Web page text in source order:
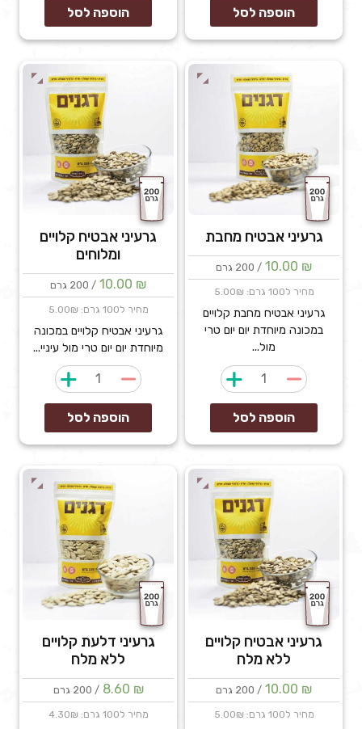
בוטנים
קלויים
מלוחים
הוספה לסל
בוטנים
קלויים
עם
הוספה לסל
גרעיני אבטיח מחבת
10.00 ₪ / 200 גרם
מחיר ל100 גרם: 5.00₪
גרעיני אבטיח מחבת קלויים
במכונה מיוחדת יום יום טרי
מול...
כמות
של
גרעיני
אבטיח
מחבת
הוספה לסל
גרעיני אבטיח קלויים
ומלוחים
10.00 ₪ / 200 גרם
מחיר ל100 גרם: 5.00₪
גרעיני אבטיח קלויים במכונה
מיוחדת יום יום טרי מול עיניי...
כמות
של
גרעיני
אבטיח
קלויים
הוספה לסל
גרעיני אבטיח קלויים
ללא מלח
10.00 ₪ / 200 גרם
מחיר ל100 גרם: 5.00₪
גרעיני דלעת קלויים
ללא מלח
8.60 ₪ / 200 גרם
מחיר ל100 גרם: 4.30₪